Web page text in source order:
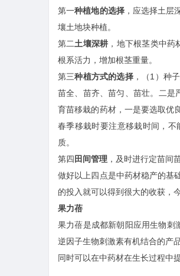
第一种植地的选择，应选择土层
壤土地块种植。
第二土壤深耕 ，地下根茎类中
根系活力，增加根茎重量。
第三种植方式的选择，（1）种
苗全、苗齐、苗匀、苗壮。二是
育苗移栽的药材，一是要选取优
春季移栽时要注意移栽时间，
质。
第四田间管理 ，及时进行定苗间
做好以上四点是中药材稳产的基
的投入就可以得到很大的收获，
果力蓓
果力蓓是成都新朝阳应用生物刺
逆因子生物刺激素有机结合的产
同时可以在中药材在生长过程中